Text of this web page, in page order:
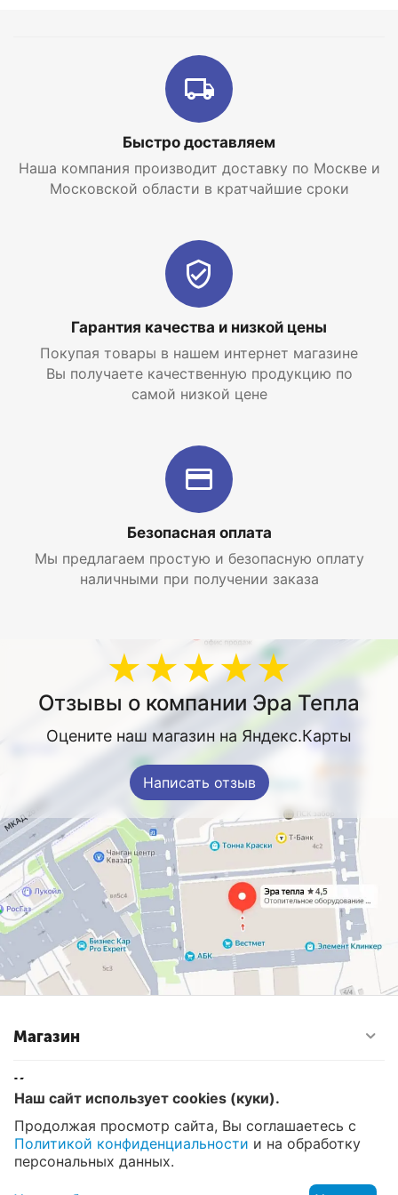
Быстро доставляем
Наша компания производит доставку по Москве и
Московской области в кратчайшие сроки
Гарантия качества и низкой цены
Покупая товары в нашем интернет магазине
Вы получаете качественную продукцию по
самой низкой цене
Безопасная оплата
Мы предлагаем простую и безопасную оплату
наличными при получении заказа
★★★★★
Отзывы о компании Эра Тепла
Оцените наш магазин на Яндекс.Карты
Написать отзыв
Магазин
Контакты
© 2008 - 2026 Эра Тепла. Интернет магазин отопительных
систем и водоснабжения в Москве
Наш сайт использует cookies (куки).
Продолжая просмотр сайта, Вы соглашаетесь с
Политикой конфиденциальности и на обработку
персональных данных.